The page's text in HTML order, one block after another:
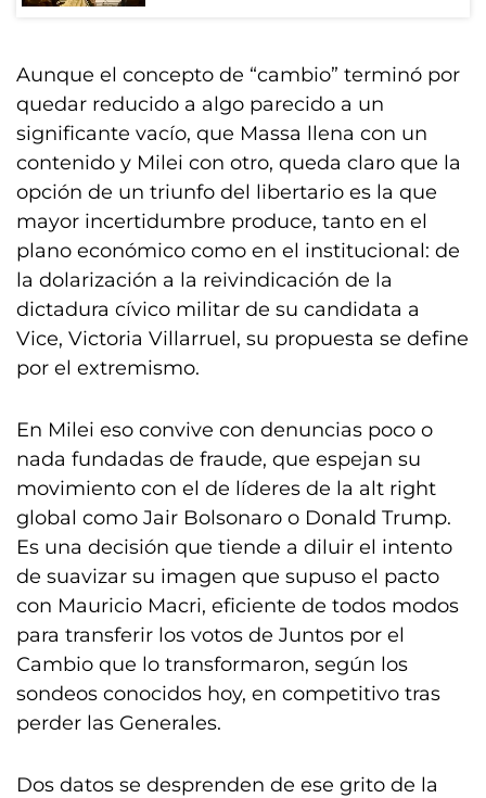
Aunque el concepto de “cambio” terminó por
quedar reducido a algo parecido a un
significante vacío, que Massa llena con un
contenido y Milei con otro, queda claro que la
opción de un triunfo del libertario es la que
mayor incertidumbre produce, tanto en el
plano económico como en el institucional: de
la dolarización a la reivindicación de la
dictadura cívico militar de su candidata a
Vice, Victoria Villarruel, su propuesta se define
por el extremismo.
En Milei eso convive con denuncias poco o
nada fundadas de fraude, que espejan su
movimiento con el de líderes de la alt right
global como Jair Bolsonaro o Donald Trump.
Es una decisión que tiende a diluir el intento
de suavizar su imagen que supuso el pacto
con Mauricio Macri, eficiente de todos modos
para transferir los votos de Juntos por el
Cambio que lo transformaron, según los
sondeos conocidos hoy, en competitivo tras
perder las Generales.
Dos datos se desprenden de ese grito de la